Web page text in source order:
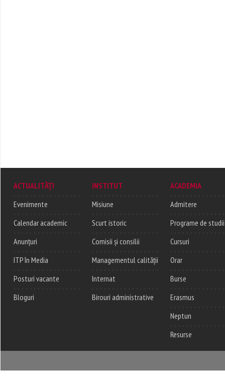
ACTUALITĂȚI
Evenimente
Calendar academic
Anunțuri
ITP în Media
Posturi vacante
Bloguri
INSTITUT
Misiune
Scurt istoric
Comisii și consilii
Managementul calității
Internat
Birouri administrative
ACADEMIA
Admitere
Programe de studii
Cursuri
Orar
Burse
Erasmus
Neptun
Resurse